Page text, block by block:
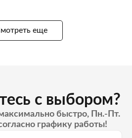
еще
с выбором?
быстро, Пн.-Пт.
графику работы!